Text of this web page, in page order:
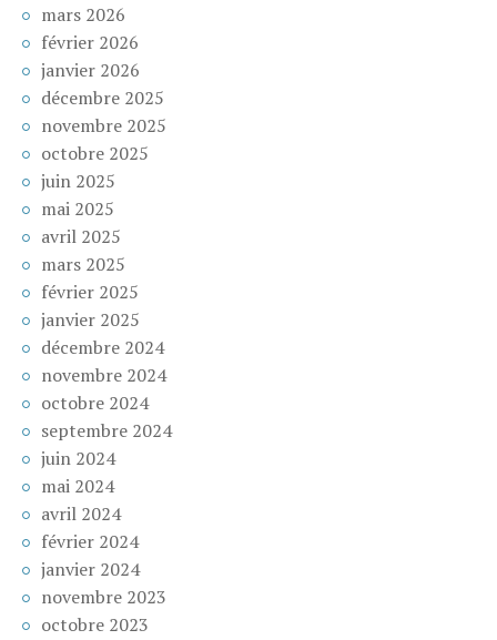
mars 2026
février 2026
janvier 2026
décembre 2025
novembre 2025
octobre 2025
juin 2025
mai 2025
avril 2025
mars 2025
février 2025
janvier 2025
décembre 2024
novembre 2024
octobre 2024
septembre 2024
juin 2024
mai 2024
avril 2024
février 2024
janvier 2024
novembre 2023
octobre 2023